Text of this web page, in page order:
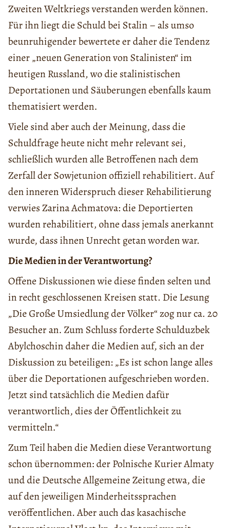
Zweiten Weltkriegs verstanden werden können.
Für ihn liegt die Schuld bei Stalin – als umso
beunruhigender bewertete er daher die Tendenz
einer „neuen Generation von Stalinisten“ im
heutigen Russland, wo die stalinistischen
Deportationen und Säuberungen ebenfalls kaum
thematisiert werden.
Viele sind aber auch der Meinung, dass die
Schuldfrage heute nicht mehr relevant sei,
schließlich wurden alle Betroffenen nach dem
Zerfall der Sowjetunion offiziell rehabilitiert. Auf
den inneren Widerspruch dieser Rehabilitierung
verwies Zarina Achmatova: die Deportierten
wurden rehabilitiert, ohne dass jemals anerkannt
wurde, dass ihnen Unrecht getan worden war.
Die Medien in der Verantwortung?
Offene Diskussionen wie diese finden selten und
in recht geschlossenen Kreisen statt. Die Lesung
„Die Große Umsiedlung der Völker“ zog nur ca. 20
Besucher an. Zum Schluss forderte Schulduzbek
Abylchoschin daher die Medien auf, sich an der
Diskussion zu beteiligen: „Es ist schon lange alles
über die Deportationen aufgeschrieben worden.
Jetzt sind tatsächlich die Medien dafür
verantwortlich, dies der Öffentlichkeit zu
vermitteln.“
Zum Teil haben die Medien diese Verantwortung
schon übernommen: der Polnische Kurier Almaty
und die Deutsche Allgemeine Zeitung etwa, die
auf den jeweiligen Minderheitssprachen
veröffentlichen. Aber auch das kasachische